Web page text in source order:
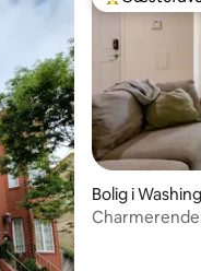
omtaler
Bedste
Bolig i